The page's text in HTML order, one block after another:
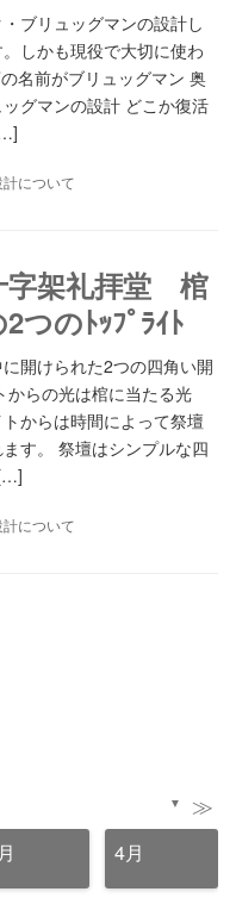
ブリュッグマンの設計し
しかも現役で大切に使わ
名前がブリュッグマン 奥
グマンの設計 どこか復活
について
架礼拝堂 棺
つのﾄｯﾌﾟﾗｲﾄ
開けられた2つの四角い開
からの光は棺に当たる光
からは時間によって祭壇
す。 祭壇はシンプルな四
について
▼ ≫
4月